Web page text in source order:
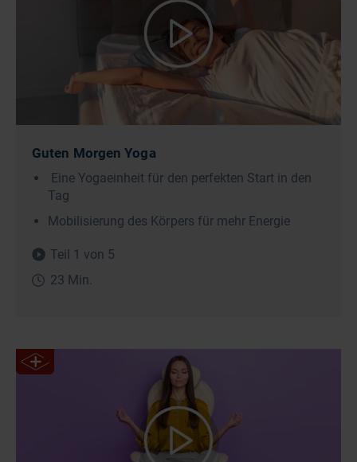
Guten Morgen Yoga
Eine Yogaeinheit für den perfekten Start in den
Tag
Mobilisierung des Körpers für mehr Energie
Teil 1 von 5
23 Min.